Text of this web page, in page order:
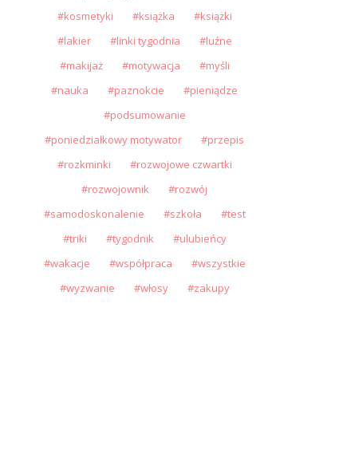
kosmetyki
książka
książki
lakier
linki tygodnia
luźne
makijaż
motywacja
myśli
nauka
paznokcie
pieniądze
podsumowanie
poniedziałkowy motywator
przepis
rozkminki
rozwojowe czwartki
rozwojownik
rozwój
samodoskonalenie
szkoła
test
triki
tygodnik
ulubieńcy
wakacje
współpraca
wszystkie
wyzwanie
włosy zakupy